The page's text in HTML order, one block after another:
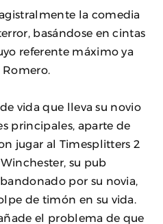
la comedia
basándose en cintas
referente máximo ya
Romero.
vida que lleva su novio
principales, aparte de
jugar al Timesplitters 2
su pub
por su novia,
de timón en su vida.
el problema de que